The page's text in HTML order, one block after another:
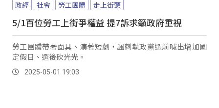
政經 社會 勞工團體 走上街頭
5/1百位勞工上街爭權益 提7訴求籲政府重視
勞工團體帶著面具、演著短劇，諷刺執政黨選前喊出增加國
定假日、選後砍光光。
2025-05-01 19:03